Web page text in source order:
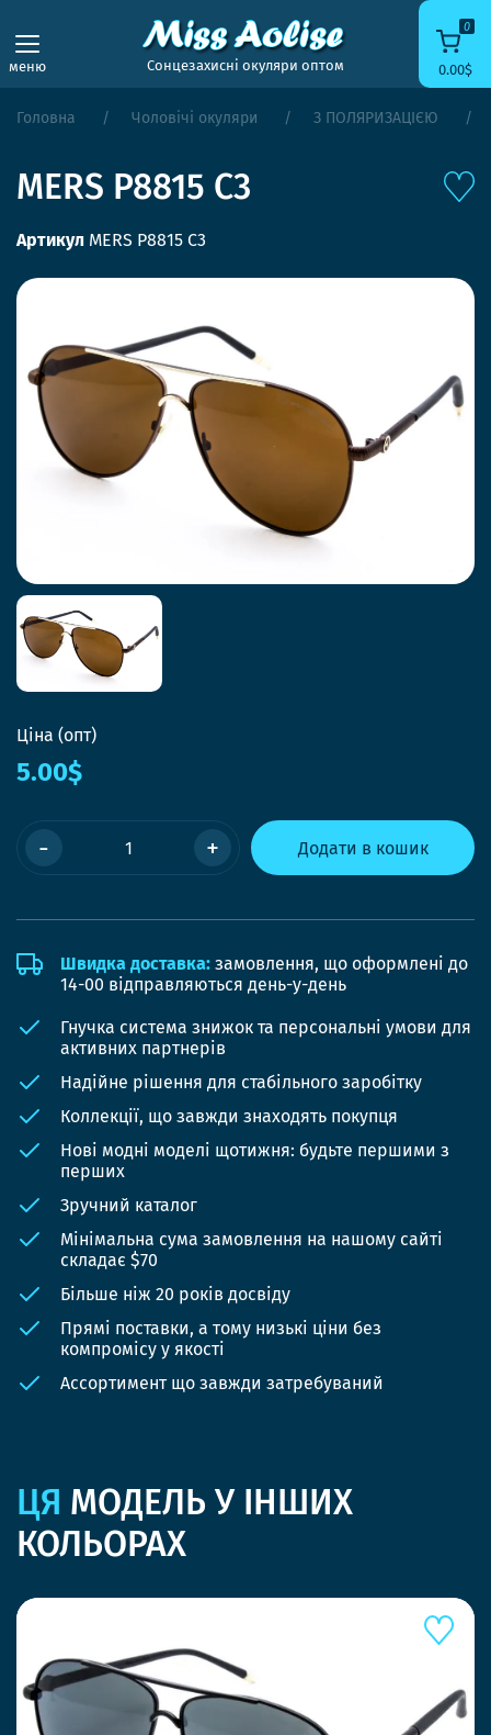
меню Сонцезахисні окуляри оптом
0
0.00$
Головна Чоловічі окуляри З ПОЛЯРИЗАЦІЄЮ
MERS P8815 C3
Артикул MERS P8815 C3
Ціна (опт)
5.00$
- + Додати в кошик
Швидка доставка: замовлення, що оформлені до
14-00 відправляються день-у-день
Гнучка система знижок та персональні умови для
активних партнерів
Надійне рішення для стабільного заробітку
Коллекції, що завжди знаходять покупця
Нові модні моделі щотижня: будьте першими з
перших
Зручний каталог
Мінімальна сума замовлення на нашому сайті
складає $70
Більше ніж 20 років досвіду
Прямі поставки, а тому низькі ціни без
компромісу у якості
Ассортимент що завжди затребуваний
ЦЯ МОДЕЛЬ У ІНШИХ
КОЛЬОРАХ